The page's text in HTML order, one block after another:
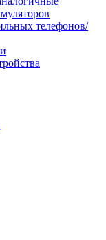
телефонов/